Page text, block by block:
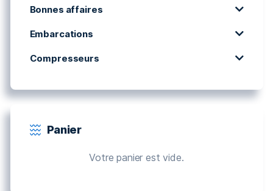
Bonnes affaires
Embarcations
Compresseurs
Panier
Votre panier est vide.